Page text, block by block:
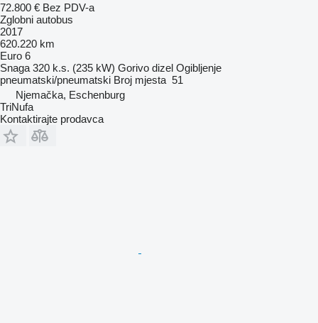
72.800 € Bez PDV-a
Zglobni autobus
2017
620.220 km
Euro 6
Snaga 320 k.s. (235 kW) Gorivo dizel Ogibljenje
pneumatski/pneumatski Broj mjesta 51
Njemačka, Eschenburg
TriNufa
Kontaktirajte prodavca